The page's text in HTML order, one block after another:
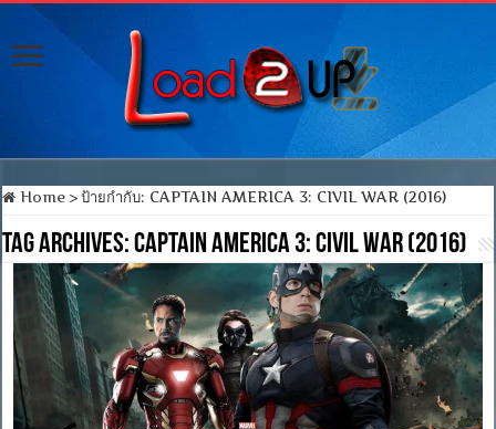
Home > ป้ายกำกับ: CAPTAIN AMERICA 3: CIVIL WAR (2016)
Tag Archives:CAPTAIN AMERICA 3: CIVIL WAR (2016)